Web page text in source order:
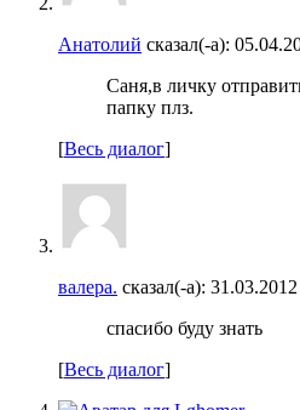
Анатолий сказал(-а):
Саня,в личку
папку плз.
[Весь диалог]
валера. сказал(-а): 31.03.2012
спасибо буду знать
[Весь диалог]